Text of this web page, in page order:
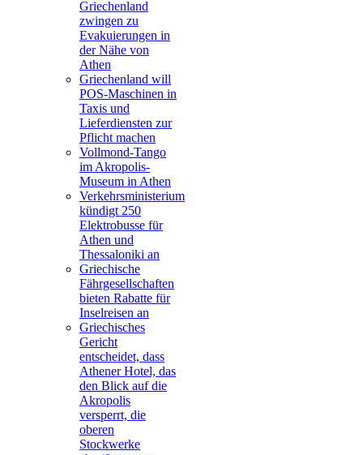
Griechenland
zwingen zu
Evakuierungen in
der Nähe von
Athen
Griechenland will
POS-Maschinen in
Taxis und
Lieferdiensten zur
Pflicht machen
Vollmond-Tango
im Akropolis-
Museum in Athen
Verkehrsministerium
kündigt 250
Elektrobusse für
Athen und
Thessaloniki an
Griechische
Fährgesellschaften
bieten Rabatte für
Inselreisen an
Griechisches
Gericht
entscheidet, dass
Athener Hotel, das
den Blick auf die
Akropolis
versperrt, die
oberen
Stockwerke